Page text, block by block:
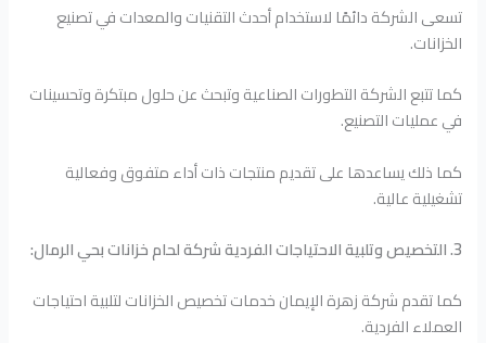
تسعى الشركة دائمًا لاستخدام أحدث التقنيات والمعدات في تصنيع
الخزانات.
كما تتبع الشركة التطورات الصناعية وتبحث عن حلول مبتكرة وتحسينات
في عمليات التصنيع.
كما ذلك يساعدها على تقديم منتجات ذات أداء متفوق وفعالية
تشغيلية عالية.
3. التخصيص وتلبية الاحتياجات الفردية شركة لحام خزانات بحي الرمال:
كما تقدم شركة زهرة الإيمان خدمات تخصيص الخزانات لتلبية احتياجات
العملاء الفردية.